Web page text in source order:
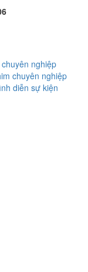
nghiệp
chuyên nghiệp
diễn sự kiện